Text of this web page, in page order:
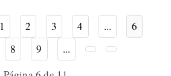
1 2 3 4 ...
6
8 9
...